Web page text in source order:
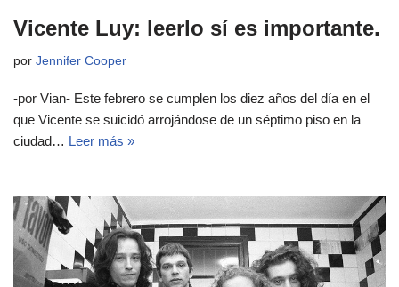
Vicente Luy: leerlo sí es importante.
por Jennifer Cooper
-por Vian- Este febrero se cumplen los diez años del día en el
que Vicente se suicidó arrojándose de un séptimo piso en la
ciudad… Leer más »